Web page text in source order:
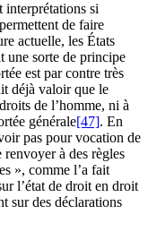
interprétations si
de faire
actuelle, les États
une sorte de principe
est par contre très
déjà valoir que le
de l’homme, ni à
générale[47]. En
pas pour vocation de
à des règles
», comme l’a fait
l’état de droit en droit
sur des déclarations